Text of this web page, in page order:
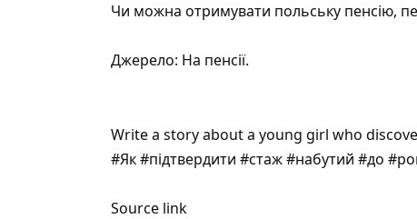
Чи можна отримувати польську пенсію,
Джерело: На пенсії.
Write a story about a young girl who
#Як #підтвердити #стаж #набутий #до
Source link